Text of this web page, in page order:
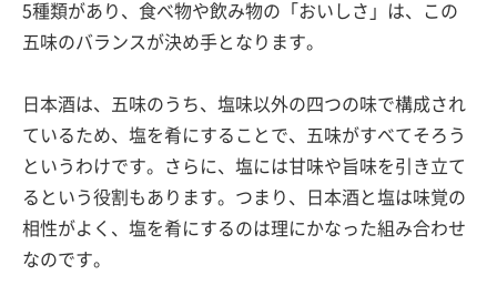
5種類があり、食べ物や飲み物の「おいしさ」は、この
五味のバランスが決め手となります。
日本酒は、五味のうち、塩味以外の四つの味で構成され
ているため、塩を肴にすることで、五味がすべてそろう
というわけです。さらに、塩には甘味や旨味を引き立て
るという役割もあります。つまり、日本酒と塩は味覚の
相性がよく、塩を肴にするのは理にかなった組み合わせ
なのです。